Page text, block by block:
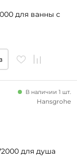
для ванны с
для душа
В наличии 1 шт.
Hansgrohe